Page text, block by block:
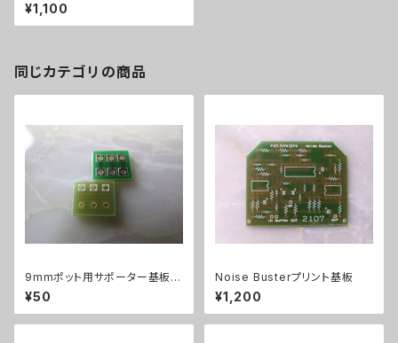
¥1,100
同じカテゴリの商品
9mmポット用サポーター基板縦
出し
¥50
Noise Busterプリント基板
¥1,200